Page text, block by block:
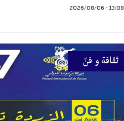
13:08 - 2026/08/06
ثقافة و فنّ